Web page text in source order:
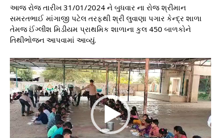
આજ રોજ તારીખ 31/01/2024 ને બુધવાર ના રોજ શ્રીમાન
સમરતભાઈ માંગાજી પટેલ તરફથી શ્રી લુવાણા પગાર કેન્દ્ર શાળા
તેમજ ઈંગ્લીશ મિડીયમ પ્રાથમિક શાળાના કુલ 450 બાળકોને
તિથીભોજન આપવામાં આવ્યું.
V
i
d
e
o
P
l